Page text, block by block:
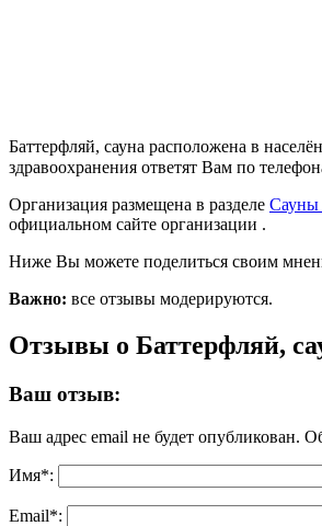
Баттерфляй, сауна расположена в
здравоохранения ответят Вам по
Организация размещена в разделе Сауны
официальном сайте организации .
Ниже Вы можете поделиться своим
Важно: все отзывы модерируются.
Отзывы о Баттерфляй,
Ваш отзыв:
Ваш адрес email не будет опубликован.
Имя*:
Email*: